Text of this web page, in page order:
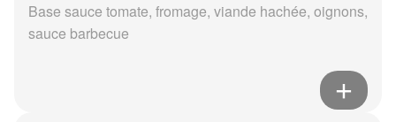
Base sauce tomate, fromage, viande hachée, oignons,
sauce barbecue